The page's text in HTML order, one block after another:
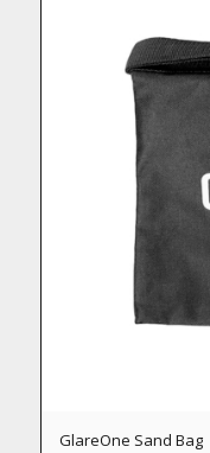
GlareOne Sand Bag